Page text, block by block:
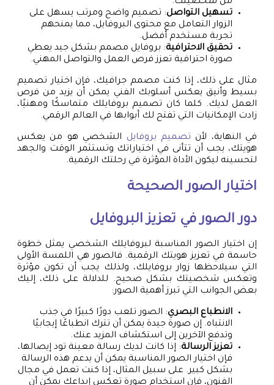
تسهيل التواصل: تصميم واضح ومرتب يسهل على
الزوار التعامل مع محتوى البروفايل، مما يمنحهم
تجربة مستخدم أفضل.
تحقيق الاحترافية: بروفايل مصمم بشكل جيد يعطي
صورة احترافية تعزز فرص العمل والتواصل المهني.
مثال على ذلك، إذا كنت مصمم جرافيك، فإن اختيار تصميم
بسيط وأنيق يعكس أسلوبك الفني يمكن أن يزيد من فرص
العمل لديك. كلما كان تصميم بروفايلك متماسكًا ومهنيًا،
زادت الإمكانيات التي تفتح لك أبوابها في العالم الرقمي.
في النهاية، لأن تصميم بروفايل الشخصي هو من يعكس
هويتك، يجب أن تتأنى في اختياراتك وتستثمر الوقت والجهد
لتحسينه ليكون الأداة المؤثرة في رحلتك الرقمية.
اختيار الصور الصحيحة
دور الصور في تعزيز البروفايل
إن اختيار الصور المناسبة لبروفايلك الشخصي يمثل خطوة
حاسمة في تعزيز هويتك الرقمية. فالصور هي اللمسة الأولى
التي سيلاحظها زوار بروفايلك، ولذلك يجب أن تكون مؤثرة
وتعكس شخصيتك بشكل صحيح. للدلالة على ذلك، إليك
بعض الجوانب التي تبرز أهمية الصور:
الانطباع البصري: الصور تلعب دورًا كبيرًا في جذب
الانتباه. إن صورة جيدة يمكن أن تترك انطباعًا إيجابيًا
وتدفع الآخرين إلى استكشاف المزيد عنك.
تعزيز الرسالة: إذا كانت لديك رسالة معينة تود إيصالها،
فإن اختيار الصور المناسبة يمكن أن يدعم هذه الرسالة
بشكل كبير. على سبيل المثال، إذا كنت تعمل في مجال
الفنون، فإن استخدام صورة تعكس إبداعك يمكن أن